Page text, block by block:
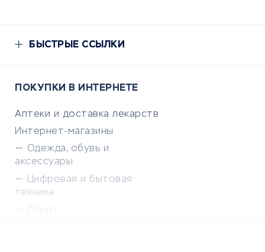
БЫСТРЫЕ ССЫЛКИ
ПОКУПКИ В ИНТЕРНЕТЕ
Аптеки и доставка лекарств
Интернет-магазины
Одежда, обувь и
аксессуары
Цифровая и бытовая
техника